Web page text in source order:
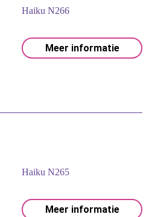
Haiku N266
Meer informatie
Haiku N265
Meer informatie